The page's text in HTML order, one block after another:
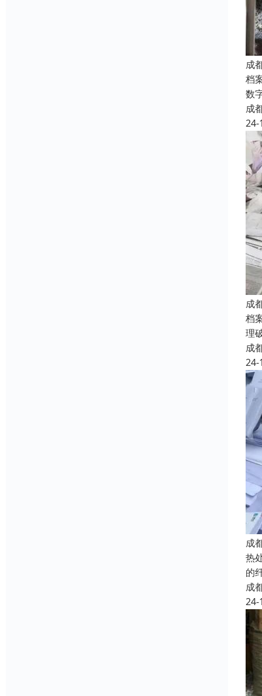
成
档
数
成
24-
成
档
理
成
24-
成
热
的
成
24-